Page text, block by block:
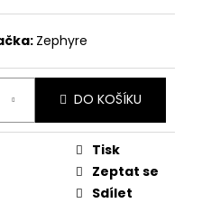
Zephyre
DO KOŠÍKU
Tisk
Zeptat se
Sdílet